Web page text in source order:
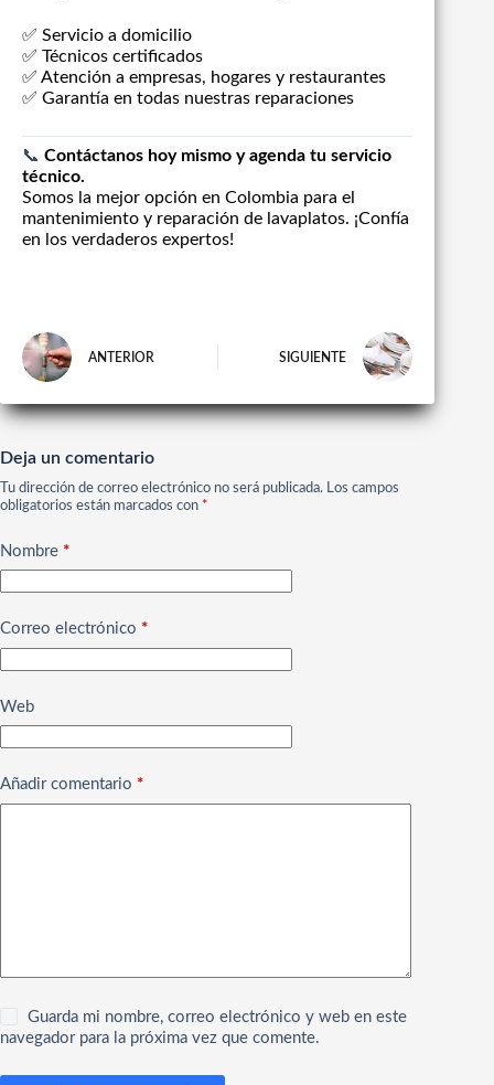
✅ Servicio a domicilio
✅ Técnicos certificados
✅ Atención a empresas, hogares y restaurantes
✅ Garantía en todas nuestras reparaciones
📞 Contáctanos hoy mismo y agenda tu servicio
técnico.
Somos la mejor opción en Colombia para el
mantenimiento y reparación de lavaplatos. ¡Confía
en los verdaderos expertos!
ANTERIOR SIGUIENTE
Deja un comentario
Tu dirección de correo electrónico no será publicada. Los campos
obligatorios están marcados con *
Nombre *
Correo electrónico *
Web
Añadir comentario *
Guarda mi nombre, correo electrónico y web en este
navegador para la próxima vez que comente.